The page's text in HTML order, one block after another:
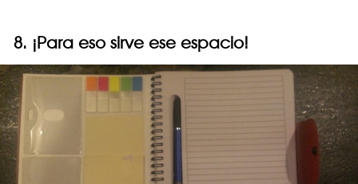
8. ¡Para eso sirve ese espacio!